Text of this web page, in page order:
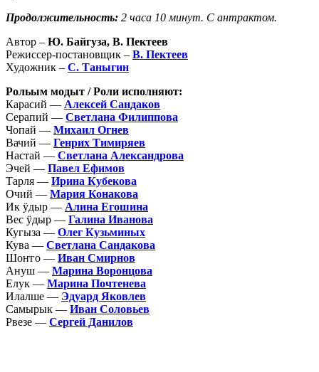
Продолжительность: 2 часа 10 минут. С антрактом.
Автор – Ю. Байгуза, В. Пектеев
Режиссер-постановщик – В. Пектеев
Художник – С. Таныгин
Рольым модыт / Роли исполняют:
Карасий — Алексей Сандаков
Серапий — Светлана Филиппова
Чопай — Михаил Огнев
Вачий — Генрих Тимиряев
Настай — Светлана Александрова
Эчей — Павел Ефимов
Тарля — Ирина Кубекова
Очий — Мария Конакова
Ик ӱдыр — Алина Егошина
Вес ӱдыр — Галина Иванова
Кугыза — Олег Кузьминых
Кува — Светлана Сандакова
Шоҥго — Иван Смирнов
Ануш — Марина Воронцова
Елук — Марина Почтенева
Илалше — Эдуард Яковлев
Самырык — Иван Соловьев
Рвезе — Сергей Данилов